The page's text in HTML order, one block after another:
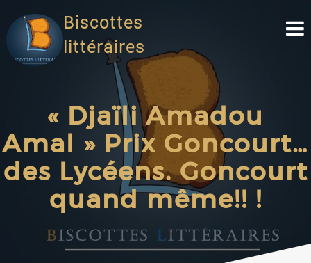
Biscottes
littéraires
« Djaïli Amadou
Amal » Prix Goncourt…
des Lycéens. Goncourt
quand même!! !